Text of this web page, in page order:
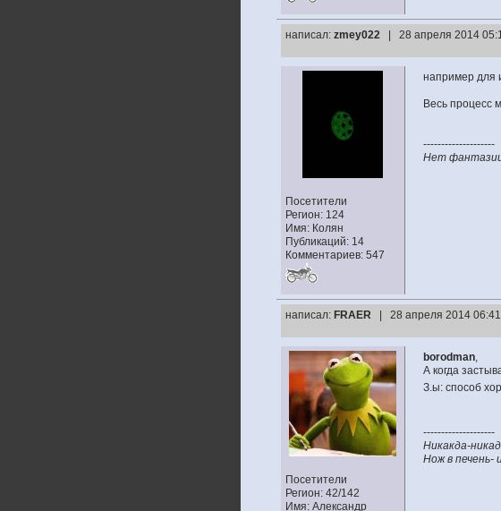
написал: zmey022 | 28 апреля 2014
Посетители
Регион: 124
Имя: Колян
Публикаций: 14
Комментариев: 547
например для
Весь процесс
--------------------
Нет
написал: FRAER | 28 апреля 2014
Посетители
Регион: 42/142
Имя: Александр
borodman,
А когда
З.ы: способ
--------------------
Никакда-
Нож в печень-